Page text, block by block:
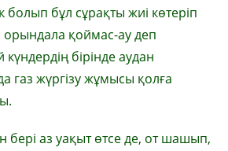
болып бұл сұрақты жиі көтеріп
орындала қоймас-ау деп
бірінде аудан
газ жүргізу жұмысы қолға
бері аз уақыт өтсе де, от шашып,